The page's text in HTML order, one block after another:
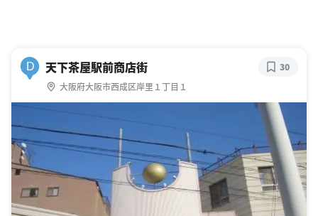
D 天下茶屋駅前商店街
大阪府大阪市西成区岸里１丁目１
30